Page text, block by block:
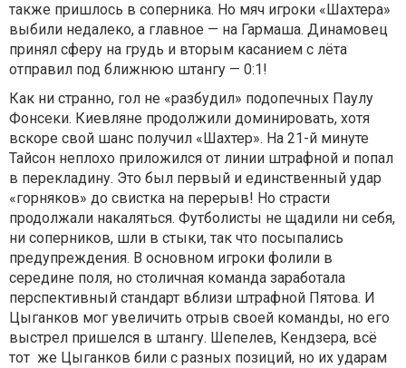
также пришлось в соперника. Но мяч игроки «Шахтера»
выбили недалеко, а главное — на Гармаша. Динамовец
принял сферу на грудь и вторым касанием с лёта
отправил под ближнюю штангу — 0:1!
Как ни странно, гол не «разбудил» подопечных Паулу
Фонсеки. Киевляне продолжили доминировать, хотя
вскоре свой шанс получил «Шахтер». На 21-й минуте
Тайсон неплохо приложился от линии штрафной и попал
в перекладину. Это был первый и единственный удар
«горняков» до свистка на перерыв! Но страсти
продолжали накаляться. Футболисты не щадили ни себя,
ни соперников, шли в стыки, так что посыпались
предупреждения. В основном игроки фолили в
середине поля, но столичная команда заработала
перспективный стандарт вблизи штрафной Пятова. И
Цыганков мог увеличить отрыв своей команды, но его
выстрел пришелся в штангу. Шепелев, Кендзера, всё
тот же Цыганков били с разных позиций, но их ударам